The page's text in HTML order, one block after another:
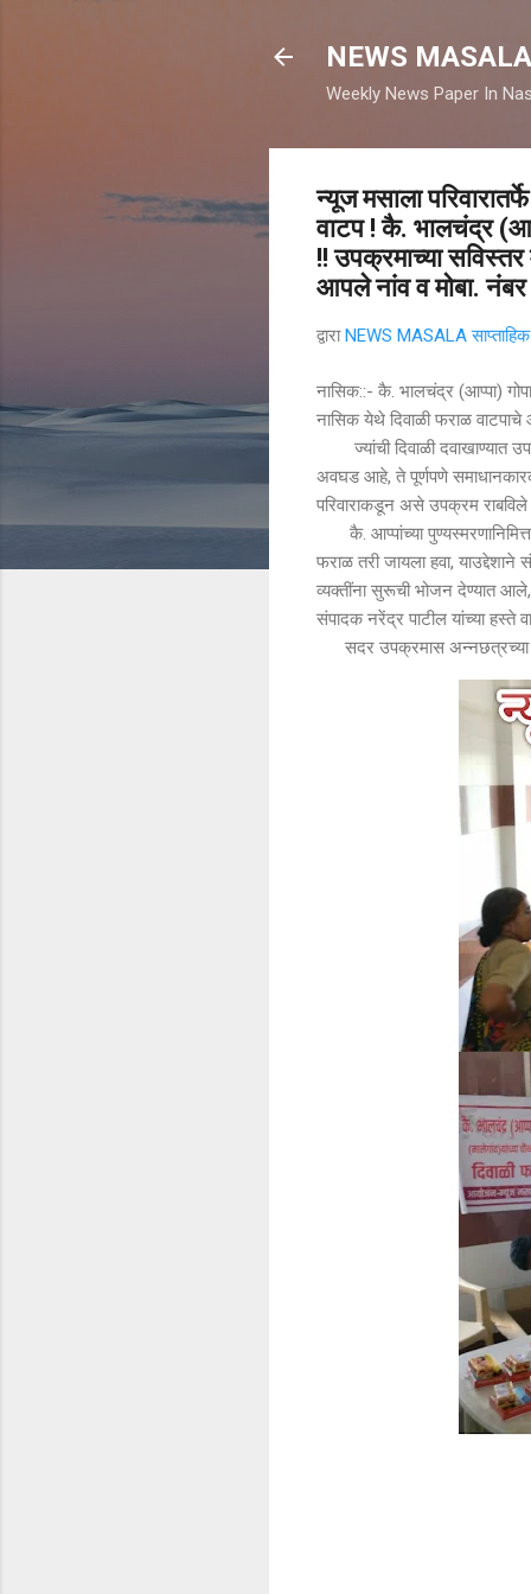
NEWS MASALA
Weekly News Paper In
न्यूज मसाला
वाटप ! कै. भालचंद्र
!! उपक्रमाच्या
आपले नांव व मोबा. नंबर
द्वाराNEWS MASALA
नासिक::- कै. भालचंद्र (आप्पा)
नासिक येथे दिवाळी फराळ
ज्यांची दिवाळी दवाखाण्यात
अवघड आहे, ते पूर्णपणे
परिवाराकडून असे उपक्रम राबविले
कै. आप्पांच्या पुण्यस्मरणानिमित्त,
फराळ तरी जायला हवा,
व्यक्तींना सुरूची भोजन देण्यात
संपादक नरेंद्र पाटील यांच्या हस्ते
सदर उपक्रमास अन्नछत्रच्या